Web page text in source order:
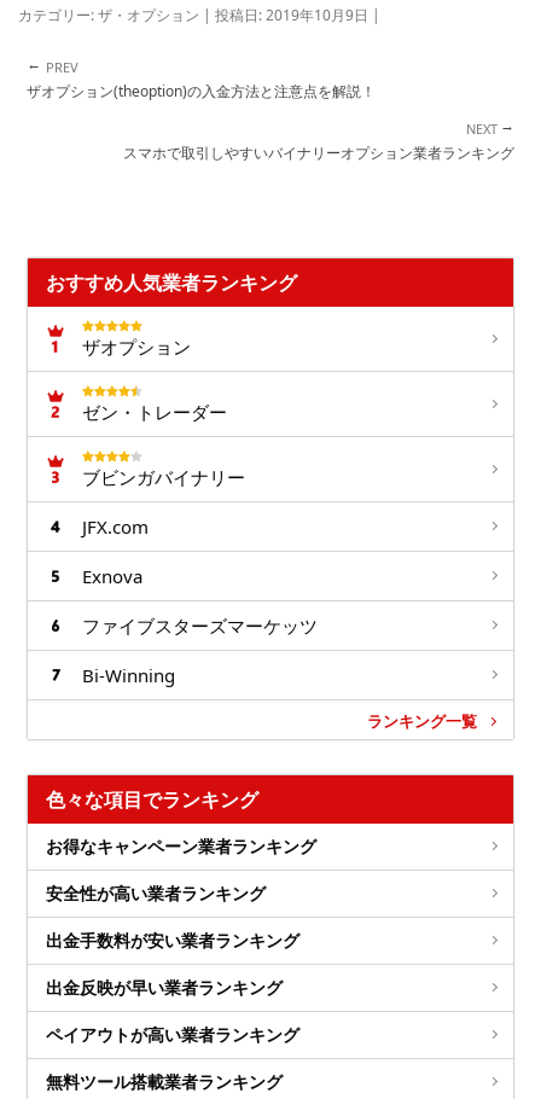
カテゴリー:ザ・オプション | 投稿日:2019年10月9日 |
投稿ナビゲーション
←
ザオプション(theoption)の入金方法と注意点を解説！
スマホで取引しやすいバイナリーオプション業者ランキング
→
おすすめ人気業者ランキング
ザオプション
ゼン・トレーダー
ブビンガバイナリー
JFX.com
Exnova
ファイブスターズマーケッツ
Bi-Winning
ランキング一覧
色々な項目でランキング
お得なキャンペーン業者ランキング
安全性が高い業者ランキング
出金手数料が安い業者ランキング
出金反映が早い業者ランキング
ペイアウトが高い業者ランキング
無料ツール搭載業者ランキング